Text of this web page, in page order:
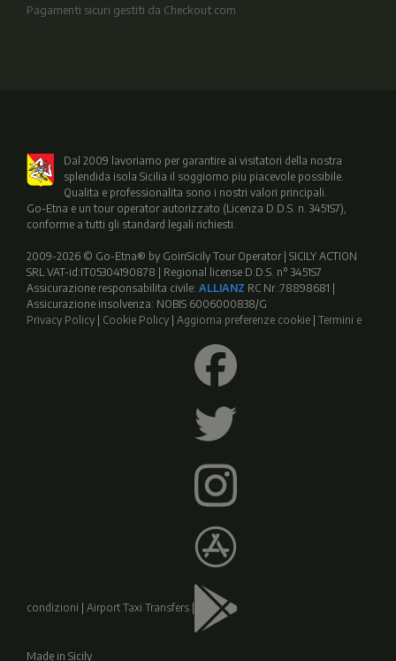
Pagamenti sicuri gestiti da Checkout.com
Dal 2009 lavoriamo per garantire ai visitatori della nostra
splendida isola Sicilia il soggiorno piu piacevole possibile.
Qualita e professionalita sono i nostri valori principali.
Go-Etna e un tour operator autorizzato (Licenza D.D.S. n. 3451S7),
conforme a tutti gli standard legali richiesti.
2009-2026 © Go-Etna® by GoinSicily Tour Operator | SICILY ACTION
SRL VAT-id:IT05304190878 | Regional license D.D.S. n° 3451S7
Assicurazione responsabilita civile: ALLIANZ RC Nr.:78898681 |
Assicurazione insolvenza: NOBIS 6006000838/G
Privacy Policy
Cookie Policy Aggiorna preferenze cookie Termini e
condizioni | Airport Taxi Transfers |
Made in Sicily